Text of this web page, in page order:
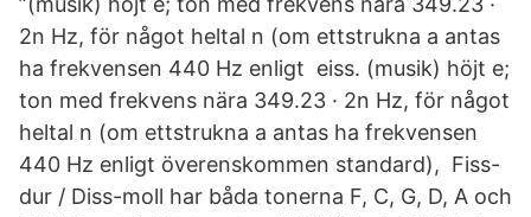
2n Hz, för något heltal n (om ettstrukna a antas
ha frekvensen 440 Hz enligt eiss. (musik) höjt e;
ton med frekvens nära 349.23 · 2n Hz, för något
heltal n (om ettstrukna a antas ha frekvensen
440 Hz enligt överenskommen standard), Fiss-
dur / Diss-moll har båda tonerna F, C, G, D, A och